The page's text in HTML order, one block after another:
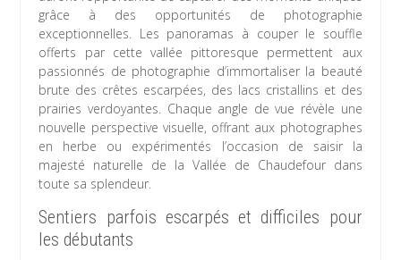
grâce à des opportunités de photographie
exceptionnelles. Les panoramas à couper le souffle
offerts par cette vallée pittoresque permettent aux
passionnés de photographie d’immortaliser la beauté
brute des crêtes escarpées, des lacs cristallins et des
prairies verdoyantes. Chaque angle de vue révèle une
nouvelle perspective visuelle, offrant aux photographes
en herbe ou expérimentés l’occasion de saisir la
majesté naturelle de la Vallée de Chaudefour dans
toute sa splendeur.
Sentiers parfois escarpés et difficiles pour
les débutants